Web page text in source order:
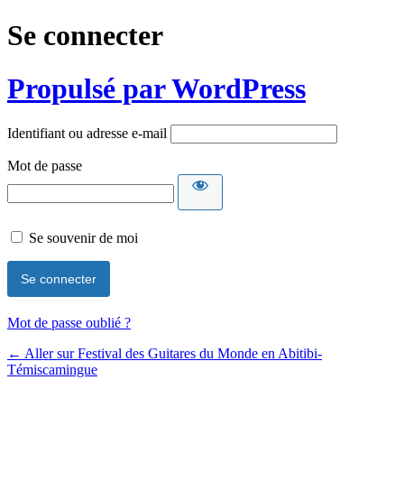
Se connecter
Propulsé par WordPress
Identifiant ou adresse e-mail
Mot de passe
Se souvenir de moi
Mot de passe oublié ?
← Aller sur Festival des Guitares du Monde en Abitibi-
Témiscamingue